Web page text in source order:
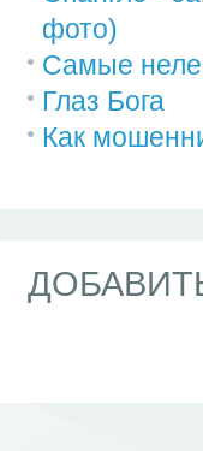
фото)
Самые
Глаз Бога
Как